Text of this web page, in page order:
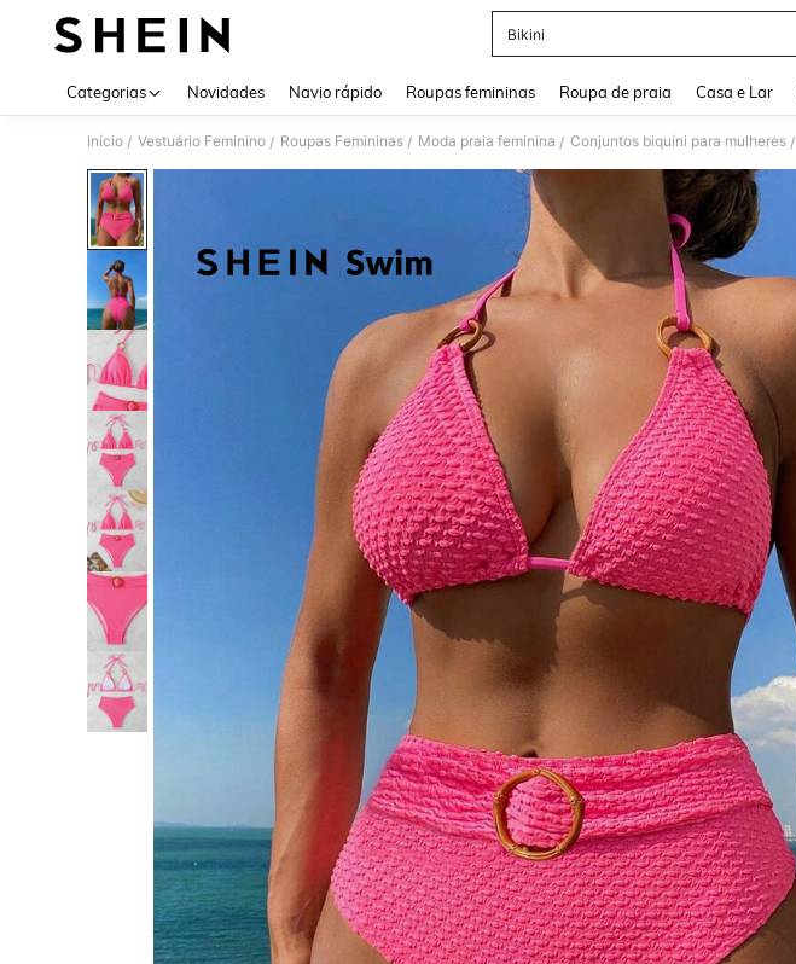
Bikini
Categorias Novidades Navio rápido Roupas femininas Roupa de praia Casa e Lar
Início / Vestuário Feminino / Roupas Femininas / Moda praia feminina / Conjuntos biquíni para mulheres /